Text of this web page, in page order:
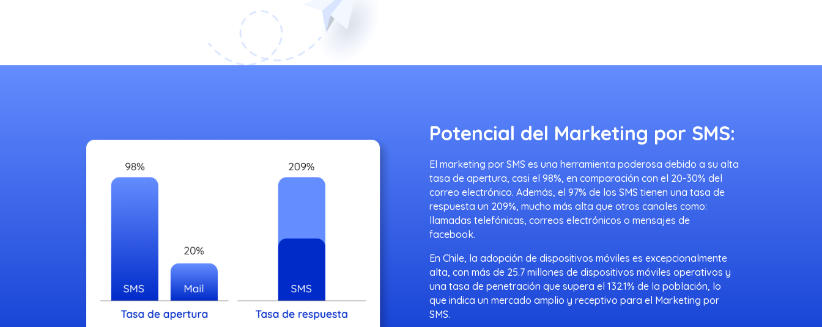
Potencial del Marketing por SMS:
El marketing por SMS es una herramienta poderosa debido a su alta
tasa de apertura, casi el 98%, en comparación con el 20-30% del
correo electrónico. Además, el 97% de los SMS tienen una tasa de
respuesta un 209%, mucho más alta que otros canales como:
llamadas telefónicas, correos electrónicos o mensajes de
facebook.
En Chile, la adopción de dispositivos móviles es excepcionalmente
alta, con más de 25.7 millones de dispositivos móviles operativos y
una tasa de penetración que supera el 132.1% de la población, lo
que indica un mercado amplio y receptivo para el Marketing por
SMS.